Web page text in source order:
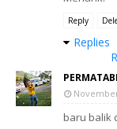
Reply
Replies
baru balik